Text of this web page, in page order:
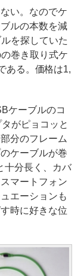
い。なのでケ
ルの本数を減
を探していた
巻き取り式ケ
ある。価格は1,
ケーブルのコ
がピョコッと
分のフレーム
ケーブルが巻
十分長く、カバ
マートフォン
エーションも
時に好きな位